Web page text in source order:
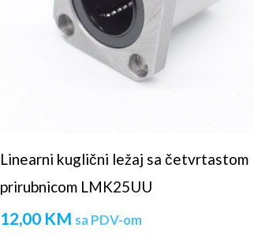
Linearni kuglični ležaj sa četvrtastom
prirubnicom LMK25UU
12,00 KM sa PDV-om